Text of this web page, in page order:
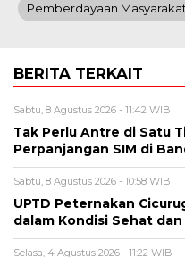
Pemberdayaan
BERITA TERKAIT
Sabtu, 8 Agustus 2026 - 11:42 WIB
Tak Perlu Antre di Satu
Perpanjangan SIM di
Sabtu, 8 Agustus 2026 - 10:58 WIB
UPTD Peternakan
dalam Kondisi Sehat dan
Selasa, 4 Agustus 2026 - 11:22 WIB